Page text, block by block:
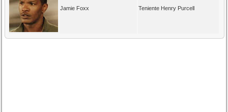
Jamie Foxx Teniente Henry Purcell